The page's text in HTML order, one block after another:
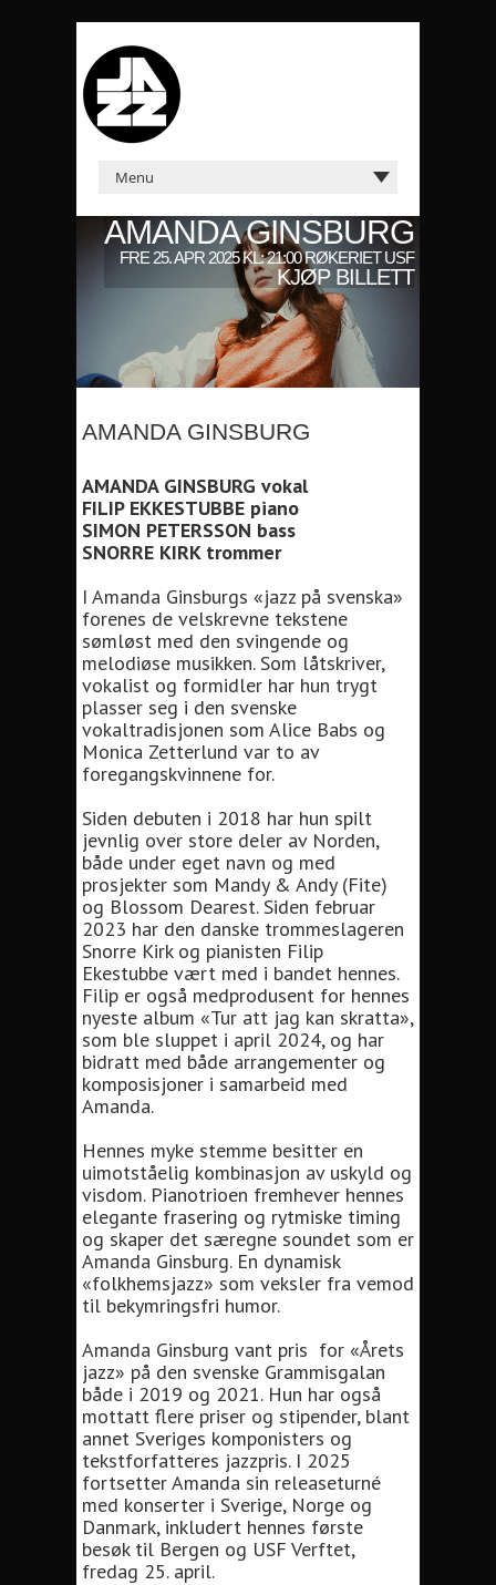
AMANDA GINSBURG
FRE 25. APR 2025 KL: 21:00 RØKERIET USF
KJØP BILLETT
AMANDA GINSBURG
AMANDA GINSBURG vokal
FILIP EKKESTUBBE piano
SIMON PETERSSON bass
SNORRE KIRK trommer
I Amanda Ginsburgs «jazz på svenska»
forenes de velskrevne tekstene
sømløst med den svingende og
melodiøse musikken. Som låtskriver,
vokalist og formidler har hun trygt
plasser seg i den svenske
vokaltradisjonen som Alice Babs og
Monica Zetterlund var to av
foregangskvinnene for.
Siden debuten i 2018 har hun spilt
jevnlig over store deler av Norden,
både under eget navn og med
prosjekter som Mandy & Andy (Fite)
og Blossom Dearest. Siden februar
2023 har den danske trommeslageren
Snorre Kirk og pianisten Filip
Ekestubbe vært med i bandet hennes.
Filip er også medprodusent for hennes
nyeste album «Tur att jag kan skratta»,
som ble sluppet i april 2024, og har
bidratt med både arrangementer og
komposisjoner i samarbeid med
Amanda.
Hennes myke stemme besitter en
uimotståelig kombinasjon av uskyld og
visdom. Pianotrioen fremhever hennes
elegante frasering og rytmiske timing
og skaper det særegne soundet som er
Amanda Ginsburg. En dynamisk
«folkhemsjazz» som veksler fra vemod
til bekymringsfri humor.
Amanda Ginsburg vant pris for «Årets
jazz» på den svenske Grammisgalan
både i 2019 og 2021. Hun har også
mottatt flere priser og stipender, blant
annet Sveriges komponisters og
tekstforfatteres jazzpris. ​​I 2025
fortsetter Amanda sin releaseturné
med konserter i Sverige, Norge og
Danmark, inkludert hennes første
besøk til Bergen og USF Verftet,
fredag 25. april.